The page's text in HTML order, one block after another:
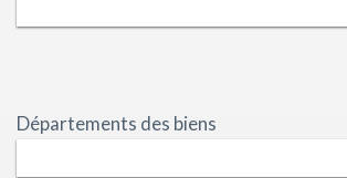
Départements des biens